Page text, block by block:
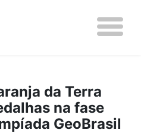
da Terra
na fase
GeoBrasil